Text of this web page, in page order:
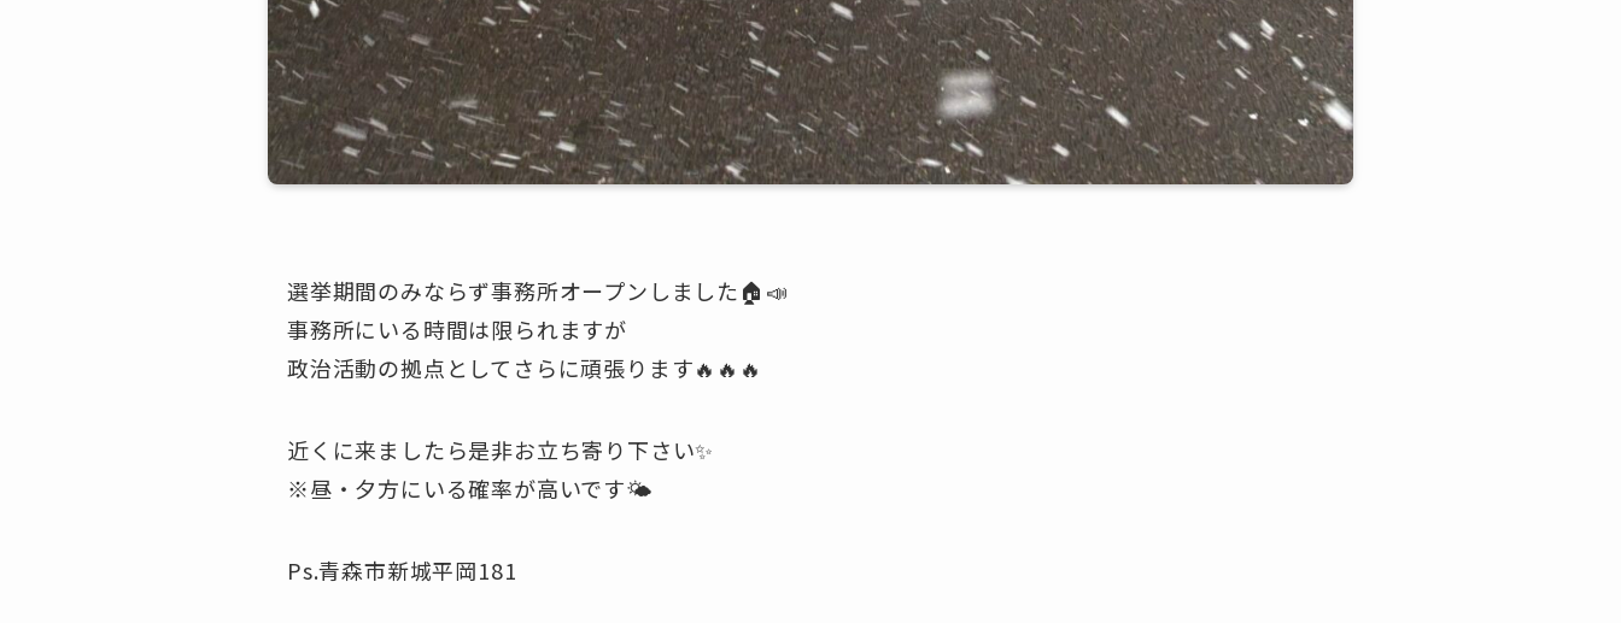
選挙期間のみならず事務所オープンしました🏠📣
事務所にいる時間は限られますが
政治活動の拠点としてさらに頑張ります🔥🔥🔥
近くに来ましたら是非お立ち寄り下さい✨
※昼・夕方にいる確率が高いです🌤️
Ps.青森市新城平岡181